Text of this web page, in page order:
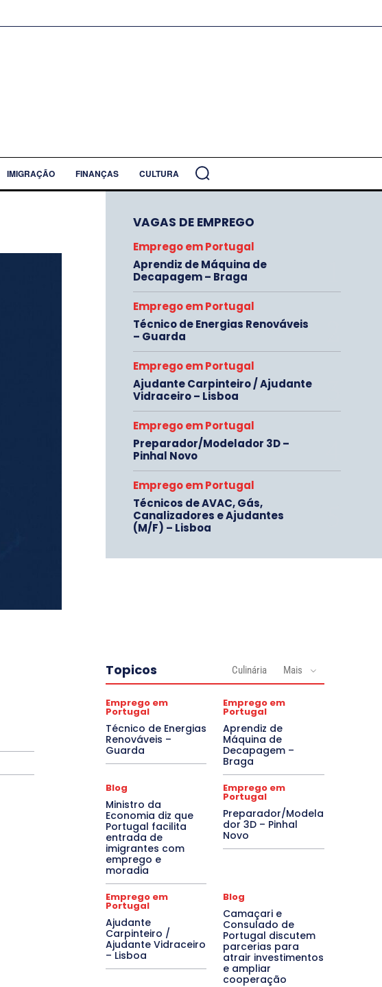
IMIGRAÇÃO FINANÇAS CULTURA
VAGAS DE EMPREGO
Emprego em Portugal
Aprendiz de Máquina de
Decapagem – Braga
Emprego em Portugal
Técnico de Energias Renováveis
– Guarda
Emprego em Portugal
Ajudante Carpinteiro / Ajudante
Vidraceiro – Lisboa
Emprego em Portugal
Preparador/Modelador 3D –
Pinhal Novo
Emprego em Portugal
Técnicos de AVAC, Gás,
Canalizadores e Ajudantes
(M/F) – Lisboa
Topicos Culinária Mais
Emprego em
Portugal
Técnico de Energias
Renováveis –
Guarda
Emprego em
Portugal
Aprendiz de
Máquina de
Decapagem –
Braga
Blog
Ministro da
Economia diz que
Portugal facilita
entrada de
imigrantes com
emprego e
moradia
Emprego em
Portugal
Preparador/Modela
dor 3D – Pinhal
Novo
Emprego em
Portugal
Ajudante
Carpinteiro /
Ajudante Vidraceiro
– Lisboa
Blog
Camaçari e
Consulado de
Portugal discutem
parcerias para
atrair investimentos
e ampliar
cooperação